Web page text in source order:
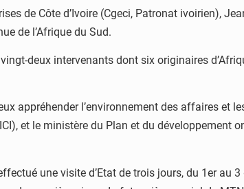
de Côte d’Ivoire (Cgeci, Patronat ivoirien),
de l’Afrique du Sud.
deux intervenants dont six originaires
appréhender l’environnement des affaires et
et le ministère du Plan et du développement
une visite d’Etat de trois jours, du 1er au